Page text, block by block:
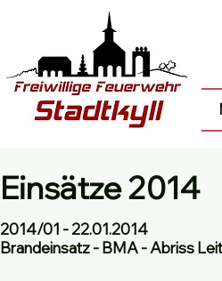
Einsätze 2014
2014/01 - 22.01.2014
Brandeinsatz - BMA - Abriss